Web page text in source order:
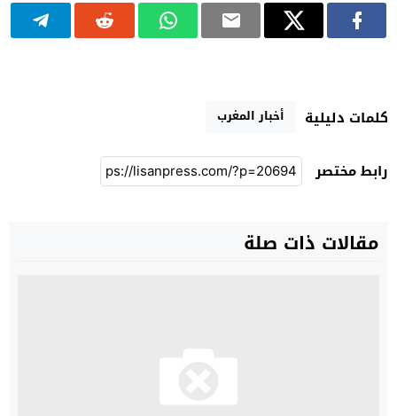
كلمات دليلية أخبار المغرب
رابط مختصر
مقالات ذات صلة